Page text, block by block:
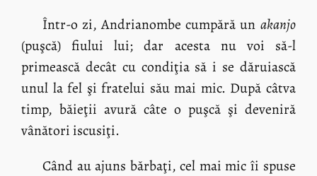
Într-o zi, Andrianombe cumpără un akanjo
(puşcă) fiului lui; dar acesta nu voi să-l
primească decât cu condiţia să i se dăruiască
unul la fel şi fratelui său mai mic. După câtva
timp, băieţii avură câte o puşcă şi deveniră
vânători iscusiţi.
Când au ajuns bărbaţi, cel mai mic îi spuse